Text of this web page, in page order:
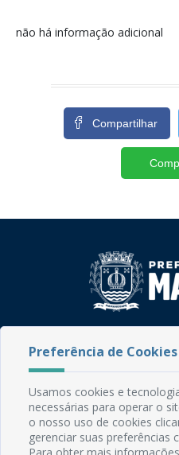
não há informação adicional
Compartilhar
CEP: 58.280-000 -
Fone: (83) 3292-
Email:
Expediente: Segunda à
Mapa do
Preferência de Cookies
Usamos cookies e
necessárias para operar o
o nosso uso de cookies
gerenciar suas preferências